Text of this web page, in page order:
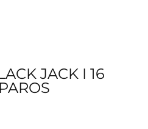
JACK I 16